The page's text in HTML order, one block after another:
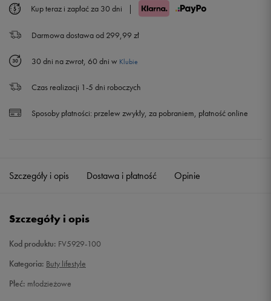
33,5 21 cm Powiadom o dostępności
34 21,5 cm
35 22 cm
38 24 cm
39 24,5 cm
Kup teraz i zapłać za 30 dni |
Darmowa dostawa od 299,99 zł
30 dni na zwrot, 60 dni w Klubie
Czas realizacji 1-5 dni roboczych
Sposoby płatności: przelew zwykły, za pobraniem, płatność online
Szczegóły i opis Dostawa i płatność Opinie
Szczegóły i opis
Kod produktu: FV5929-100
Kategoria: Buty lifestyle
Płeć: młodzieżowe